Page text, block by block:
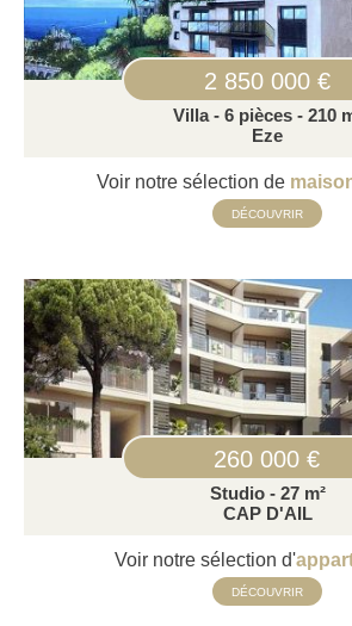
2 850 000 €
Villa - 6 pièces - 210
Eze
Voir notre sélection de
DÉCOUVRIR
260 000 €
Studio - 27 m²
CAP D'AIL
Voir notre sélection d'
DÉCOUVRIR